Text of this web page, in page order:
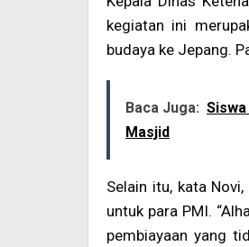
kegiatan ini
budaya ke Jepang.
Baca Juga:
Masjid
Selain itu, kata
untuk para PMI.
pembiayaan yang